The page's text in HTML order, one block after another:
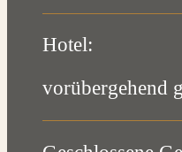
Hotel:
vorübergehend